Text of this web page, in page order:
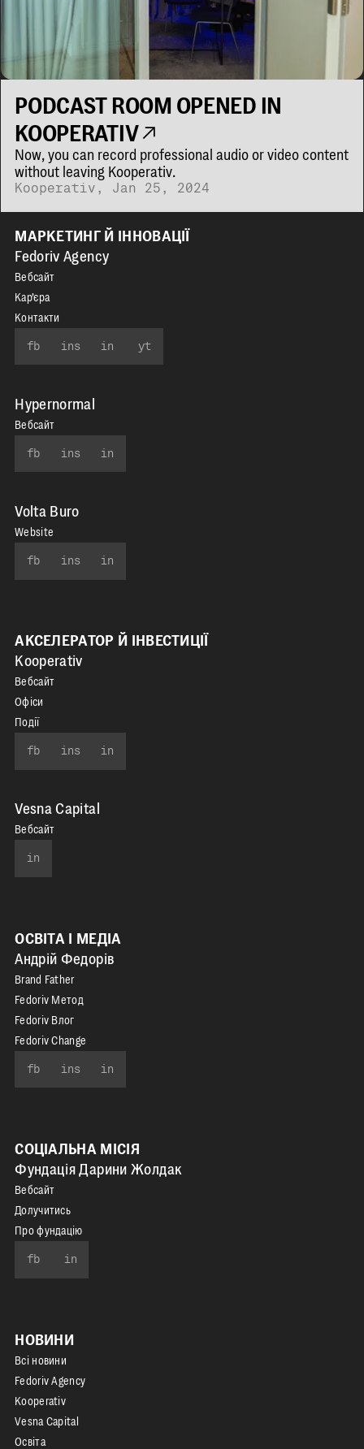
PODCAST ROOM OPENED IN
KOOPERATIV
Now, you can record professional audio or video content
without leaving Kooperativ.
Kooperativ , Jan 25, 2024
МАРКЕТИНГ Й ІННОВАЦІЇ
Fedoriv Agency
Вебсайт
Кар’єра
Контакти
fb ins in yt
АКСЕЛЕРАТОР Й ІНВЕСТИЦІЇ
Kooperativ
Вебсайт
Офіси
Події
fb ins in
ОСВІТА І МЕДІА
Андрій Федорів
Brand Father
Fedoriv Метод
Fedoriv Влог
Fedoriv Change
fb ins in
СОЦІАЛЬНА МІСІЯ
Фундація Дарини Жолдак
Вебсайт
Долучитись
Про фундацію
fb in
НОВИНИ
Всі новини
Fedoriv Agency
Kooperativ
Vesna Capital
Освіта
Hypernormal
Вебсайт
fb ins in
Vesna Capital
Вебсайт
in
Volta Buro
Website
fb ins in